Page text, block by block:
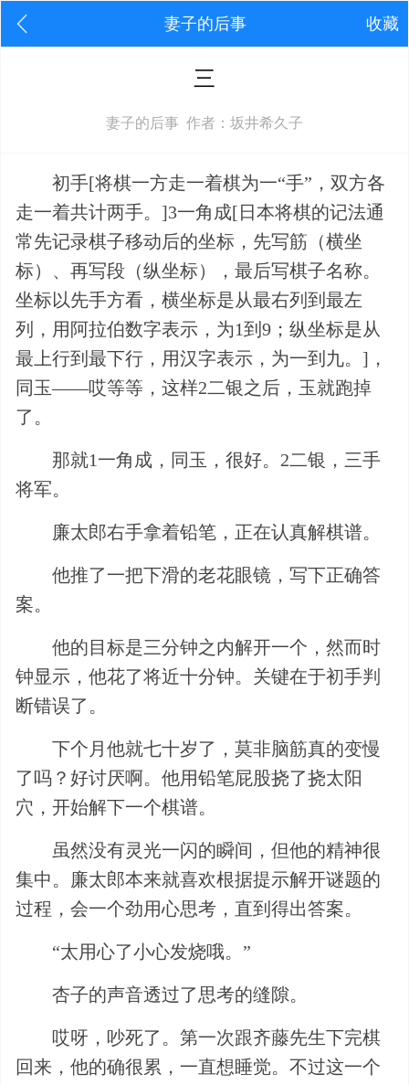
妻子的后事 收藏
三
妻子的后事 作者：坂井希久子
初手[将棋一方走一着棋为一“手”，双方各
走一着共计两手。]3一角成[日本将棋的记法通
常先记录棋子移动后的坐标，先写筋（横坐
标）、再写段（纵坐标），最后写棋子名称。
坐标以先手方看，横坐标是从最右列到最左
列，用阿拉伯数字表示，为1到9；纵坐标是从
最上行到最下行，用汉字表示，为一到九。]，
同玉——哎等等，这样2二银之后，玉就跑掉
了。
那就1一角成，同玉，很好。2二银，三手
将军。
廉太郎右手拿着铅笔，正在认真解棋谱。
他推了一把下滑的老花眼镜，写下正确答
案。
他的目标是三分钟之内解开一个，然而时
钟显示，他花了将近十分钟。关键在于初手判
断错误了。
下个月他就七十岁了，莫非脑筋真的变慢
了吗？好讨厌啊。他用铅笔屁股挠了挠太阳
穴，开始解下一个棋谱。
虽然没有灵光一闪的瞬间，但他的精神很
集中。廉太郎本来就喜欢根据提示解开谜题的
过程，会一个劲用心思考，直到得出答案。
“太用心了小心发烧哦。”
杏子的声音透过了思考的缝隙。
哎呀，吵死了。第一次跟齐藤先生下完棋
回来，他的确很累，一直想睡觉。不过这一个